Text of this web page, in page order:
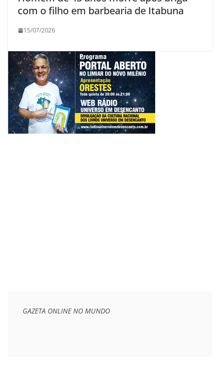
com o filho em barbearia de Itabuna
15/07/2026
GAZETA ONLINE NO MUNDO